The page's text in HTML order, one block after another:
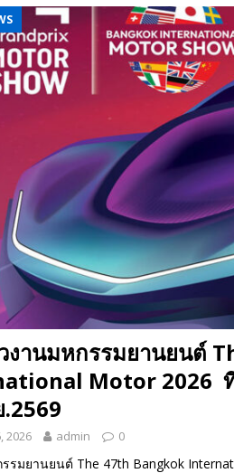
งานมหกรรมยานยนต์
Motor 2026
.2569
2026 admin 0
รรมยานยนต์ The 47th Bangkok